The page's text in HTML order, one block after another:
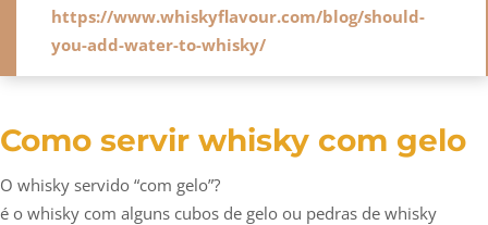
https://www.whiskyflavour.com/blog/should-
you-add-water-to-whisky/
Como servir whisky com gelo
O whisky servido “com gelo”?
é o whisky com alguns cubos de gelo ou pedras de whisky